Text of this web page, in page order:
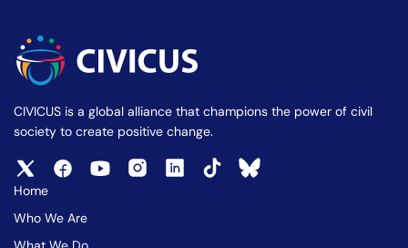
CIVICUS is a global alliance that champions the power of civil
society to create positive change.
Home
Who We Are